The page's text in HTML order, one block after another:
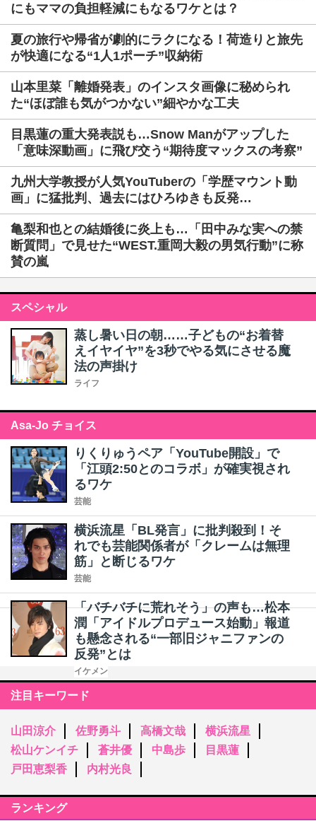
にもママの負担軽減にもなるワケとは？
夏の旅行や帰省が劇的にラクになる！荷造りと旅先
が快適になる“1人1ポーチ”収納術
山本里菜「離婚発表」のインスタ画像に秘められ
た“ほぼ誰も気がつかない”細やかな工夫
目黒蓮の重大発表説も…Snow Manがアップした
「意味深動画」に飛び交う“期待度マックスの考察”
九州大学教授が人気YouTuberの「学歴マウント動
画」に猛批判、過去にはひろゆきも反発…
亀梨和也との結婚後に炎上も…「田中みな実への禁
断質問」で見せた“WEST.重岡大毅の男気行動”に称
賛の嵐
スペシャル
蒸し暑い日の朝……子どもの“お着替
えイヤイヤ”を3秒でやる気にさせる魔
法の声掛け
ライフ
Asa-Jo チョイス
りくりゅうペア「YouTube開設」で
「江頭2:50とのコラボ」が確実視され
るワケ
芸能
横浜流星「BL発言」に批判殺到！そ
れでも芸能関係者が「クレームは無理
筋」と断じるワケ
芸能
「バチバチに荒れそう」の声も…松本
潤「アイドルプロデュース始動」報道
も懸念される“一部旧ジャニファンの
反発”とは
イケメン
注目キーワード
山田涼介 佐野勇斗 高橋文哉
横浜流星
松山ケンイチ
蒼井優 中島歩
目黒蓮
戸田恵梨香
内村光良
ランキング